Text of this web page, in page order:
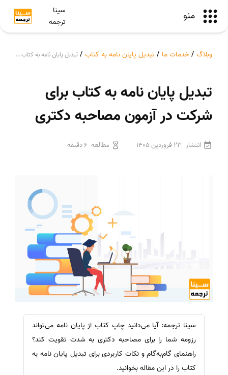
منو
سینا
ترجمه
وبلاگ /خدمات ما / تبدیل پایان نامه به کتاب / تبدیل پایان نامه به کتاب برای شرکت در آزمون مصاحبه دکتری
تبدیل پایان نامه به کتاب برای
شرکت در آزمون مصاحبه دکتری
انتشار 23 فروردین 1405 مطالعه 6 دقیقه
سینا ترجمه: آیا می‌دانید چاپ کتاب از پایان نامه می‌تواند
رزومه شما را برای مصاحبه دکتری به شدت تقویت کند؟
راهنمای گام‌به‌گام و نکات کاربردی برای تبدیل پایان نامه به
کتاب را در این مقاله بخوانید.